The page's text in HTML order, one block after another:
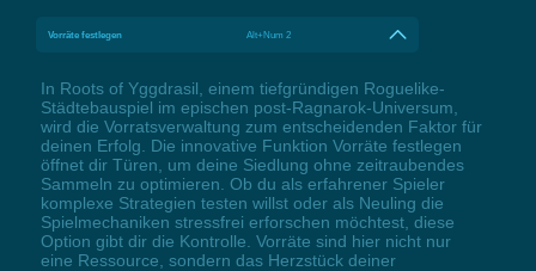
Vorräte festlegen Alt+Num 2
In Roots of Yggdrasil, einem tiefgründigen Roguelike-
Städtebauspiel im epischen post-Ragnarok-Universum,
wird die Vorratsverwaltung zum entscheidenden Faktor für
deinen Erfolg. Die innovative Funktion Vorräte festlegen
öffnet dir Türen, um deine Siedlung ohne zeitraubendes
Sammeln zu optimieren. Ob du als erfahrener Spieler
komplexe Strategien testen willst oder als Neuling die
Spielmechaniken stressfrei erforschen möchtest, diese
Option gibt dir die Kontrolle. Vorräte sind hier nicht nur
eine Ressource, sondern das Herzstück deiner